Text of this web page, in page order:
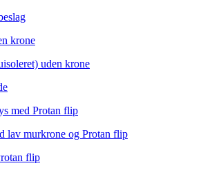
krone
uden krone
med Protan flip
lav murkrone og Protan flip
flip